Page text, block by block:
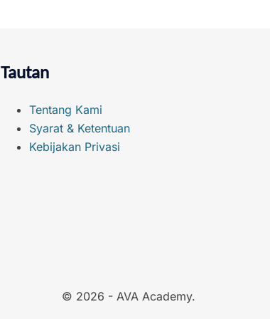
Tautan
Tentang Kami
Syarat & Ketentuan
Kebijakan Privasi
© 2026 - AVA Academy.